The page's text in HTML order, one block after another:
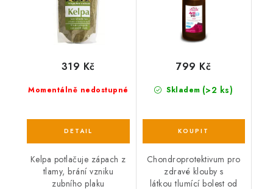
Momentálně nedostupné
319 Kč
Kelpa potlačuje zápach z
tlamy, brání vzniku
zubního plaku
Skladem (>2 ks)
799 Kč
Chondroprotektivum pro
zdravé klouby s
látkou tlumící bolest od